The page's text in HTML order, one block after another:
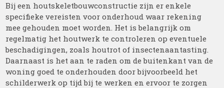
Bij een houtskeletbouwconstructie zijn er enkele
specifieke vereisten voor onderhoud waar rekening
mee gehouden moet worden. Het is belangrijk om
regelmatig het houtwerk te controleren op eventuele
beschadigingen, zoals houtrot of insectenaantasting.
Daarnaast is het aan te raden om de buitenkant van de
woning goed te onderhouden door bijvoorbeeld het
schilderwerk op tijd bij te werken en ervoor te zorgen